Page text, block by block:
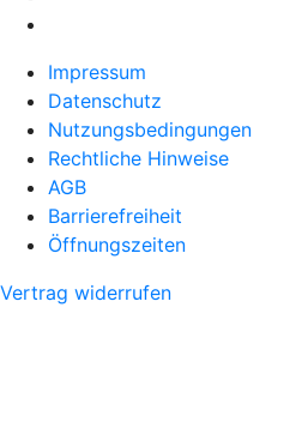
Impressum
Datenschutz
Nutzungsbedingungen
Rechtliche Hinweise
AGB
Barrierefreiheit
Öffnungszeiten
Vertrag widerrufen